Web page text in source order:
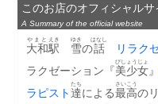
このお店のオフィシャル
A Summary of the official website
大和
やまと
駅
えき
雪
ゆき
の話
はなし
リラク
ラクゼーション『美少女
びしょうじょ
』
ラピスト達
たち
による最高
さいこう
の